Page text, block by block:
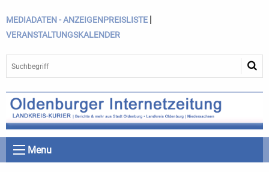
MEDIADATEN - ANZEIGENPREISLISTE |
VERANSTALTUNGSKALENDER
Menu